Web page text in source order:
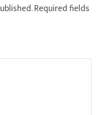
Required fields